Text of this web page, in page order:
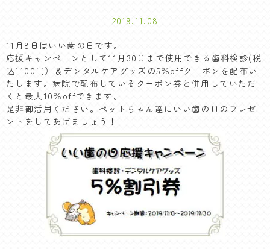
2019.11.08
11月8日はいい歯の日です。
応援キャンペーンとして11月30日まで使用できる歯科検診(税
込1100円）＆デンタルケアグッズの5％offクーポンを配布い
たします。病院で配布しているクーポン券と併用していただ
くと最大10％offできます。
是非御活用ください。 ペットちゃん達にいい歯の日のプレゼ
ントをしてあげましょう！